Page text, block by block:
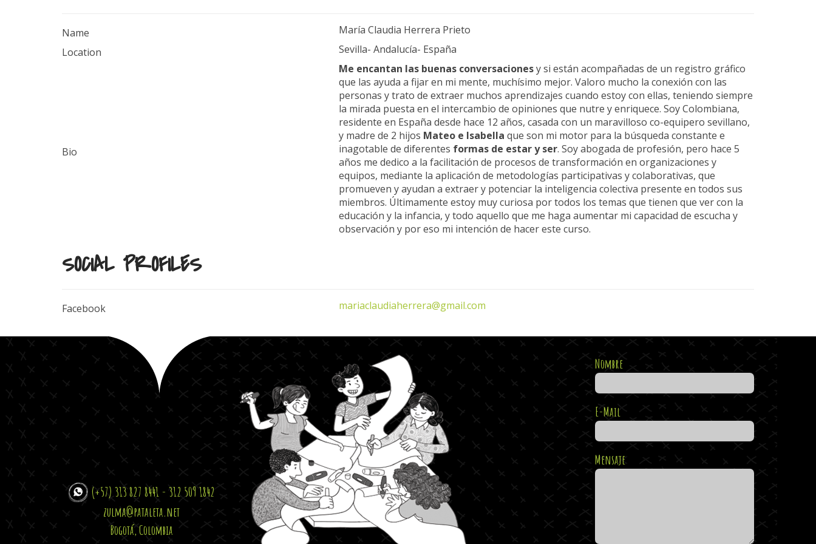
Name
María Claudia Herrera Prieto
Location
Sevilla- Andalucía- España
Bio
Me encantan las buenas conversacionesy si están acompañadas de un registro gráfico
que las ayuda a fijar en mi mente, muchísimo mejor. Valoro mucho la conexión con las
personas y trato de extraer muchos aprendizajes cuando estoy con ellas, teniendo siempre
la mirada puesta en el intercambio de opiniones que nutre y enriquece. Soy Colombiana,
residente en España desde hace 12 años, casada con un maravilloso co-equipero sevillano,
y madre de 2 hijos Mateo e Isabella que son mi motor para la búsqueda constante e
inagotable de diferentes formas de estar y ser. Soy abogada de profesión, pero hace 5
años me dedico a la facilitación de procesos de transformación en organizaciones y
equipos, mediante la aplicación de metodologías participativas y colaborativas, que
promueven y ayudan a extraer y potenciar la inteligencia colectiva presente en todos sus
miembros. Últimamente estoy muy curiosa por todos los temas que tienen que ver con la
educación y la infancia, y todo aquello que me haga aumentar mi capacidad de escucha y
observación y por eso mi intención de hacer este curso.
SOCIAL PROFILES
Facebook mariaclaudiaherrera@gmail.com
(+57) 313 827 8441 - 312 509 1842
zulma@pataleta.net
Bogotá, Colombia
Nombre
E-Mail
Mensaje